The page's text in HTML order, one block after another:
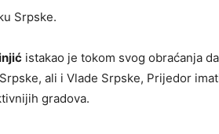
Srpske.
istakao je tokom svog obraćanja
ali i Vlade Srpske, Prijedor
gradova.